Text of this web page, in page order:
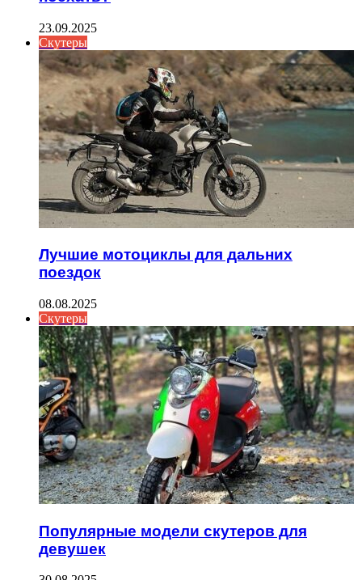
23.09.2025
Скутеры
Лучшие мотоциклы для дальних
поездок
08.08.2025
Скутеры
Популярные модели скутеров для
девушек